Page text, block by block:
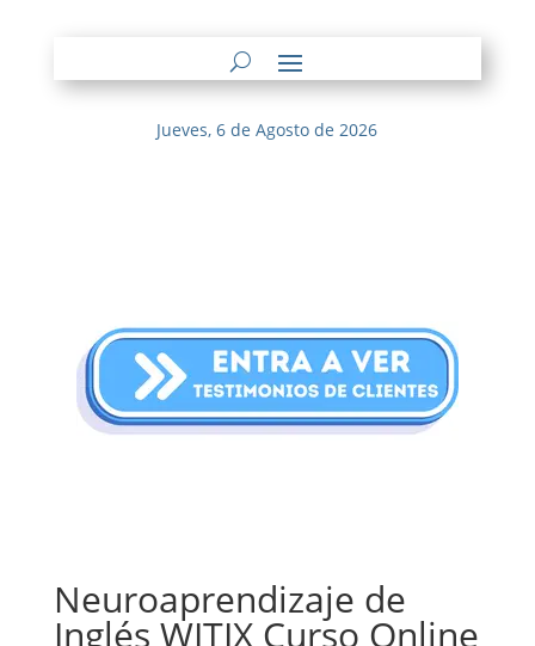
Jueves, 6 de Agosto de 2026
Neuroaprendizaje de
Inglés WITIX Curso Online